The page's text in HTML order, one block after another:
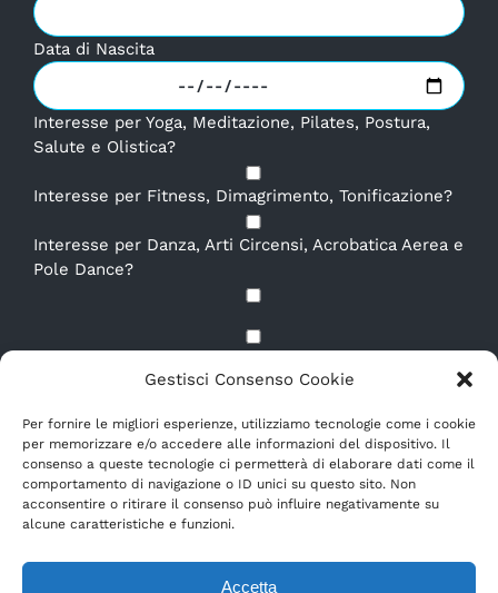
Gestisci Consenso Cookie
Per fornire le migliori esperienze, utilizziamo tecnologie come i cookie
per memorizzare e/o accedere alle informazioni del dispositivo. Il
consenso a queste tecnologie ci permetterà di elaborare dati come il
comportamento di navigazione o ID unici su questo sito. Non
acconsentire o ritirare il consenso può influire negativamente su
alcune caratteristiche e funzioni.
Accetta
Data di Nascita
Interesse per Yoga, Meditazione, Pilates, Postura,
Salute e Olistica?
Interesse per Fitness, Dimagrimento, Tonificazione?
Interesse per Danza, Arti Circensi, Acrobatica Aerea e
Pole Dance?